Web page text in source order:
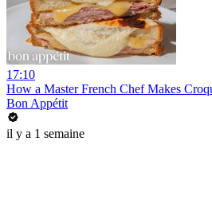
17:10
How a Master French Chef Makes
Bon Appétit
il y a 1 semaine